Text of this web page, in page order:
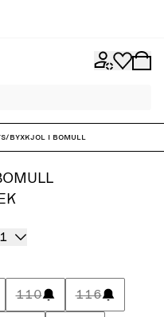
/Byxkjol i bomull
110 116